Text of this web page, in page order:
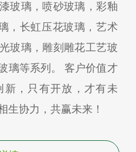
玻璃，喷砂玻璃，彩釉
，长虹压花玻璃，艺术
玻璃，雕刻雕花工艺玻
璃等系列。 客户价值才
新，只有开放，才有未
生协力，共赢未来！